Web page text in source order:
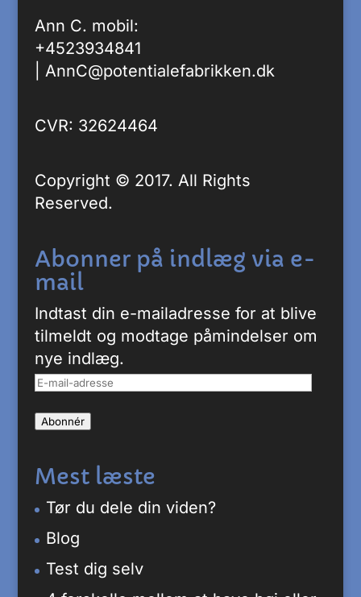
Ann C. mobil:
+4523934841
AnnC@potentialefabrikken.dk
CVR: 32624464
Copyright © 2017. All Rights
Reserved.
Abonner på indlæg via e-
mail
Indtast din e-mailadresse for at blive
tilmeldt og modtage påmindelser om
nye indlæg.
E-
adresse
Abonnér
Mest læste
Tør du dele din viden?
Blog
Test dig selv